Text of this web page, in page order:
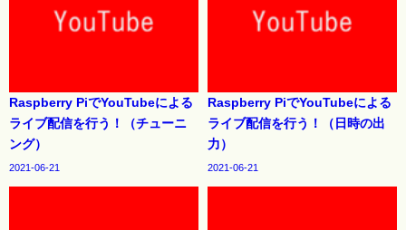
Raspberry PiでYouTubeによる
ライブ配信を行う！（チューニ
ング）
2021-06-21
Raspberry PiでYouTubeによる
ライブ配信を行う！（日時の出
力）
2021-06-21